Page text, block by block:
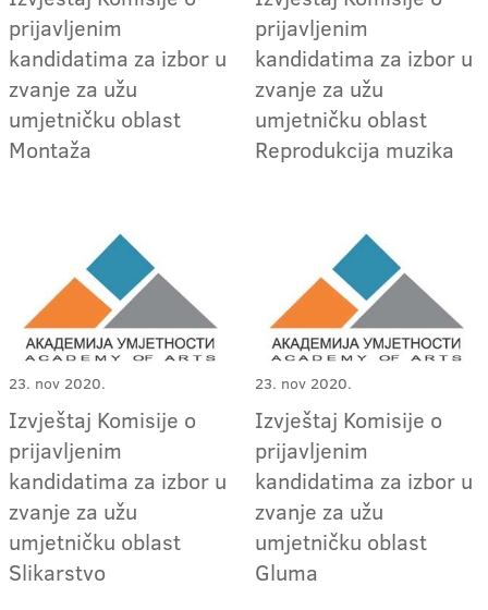
prijavljenim
kandidatima za izbor u
zvanje za užu
umjetničku oblast
Montaža
prijavljenim
kandidatima za izbor u
zvanje za užu
umjetničku oblast
Reprodukcija muzika
23. nov 2020.
Izvještaj Komisije o
prijavljenim
kandidatima za izbor u
zvanje za užu
umjetničku oblast
Slikarstvo
23. nov 2020.
Izvještaj Komisije o
prijavljenim
kandidatima za izbor u
zvanje za užu
umjetničku oblast
Gluma